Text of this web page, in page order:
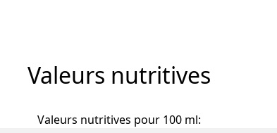
Valeurs nutritives
Valeurs nutritives pour 100 ml: